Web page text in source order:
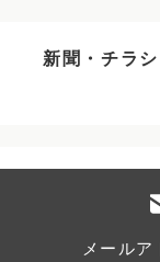
新聞・チラ
メール